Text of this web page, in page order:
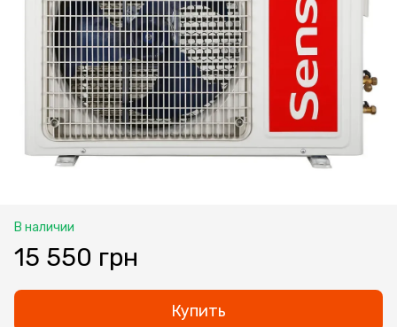
В наличии
15 550 грн
Купить